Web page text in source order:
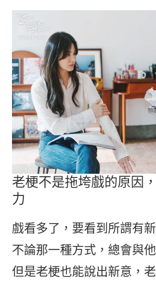
老梗不是拖垮戲的原因
力
戲看多了，要看到所謂有
不論那一種方式，總會與
但是老梗也能說出新意，